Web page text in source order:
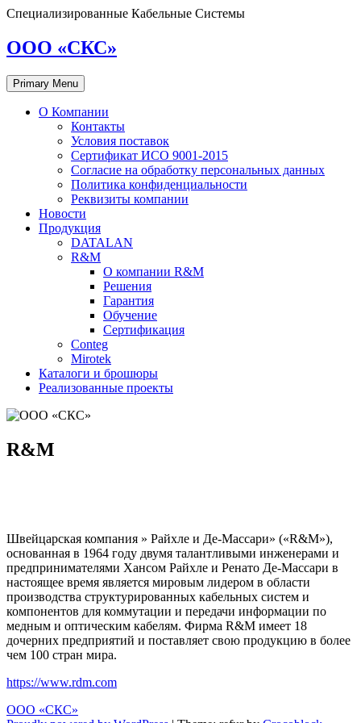
Skip
content
Специализированные Кабельные Системы
ООО «СКС»
Primary Menu
О Компании
Контакты
Условия поставок
Сертификат ИСО 9001-2015
Согласие на обработку персональных данных
Политика конфиденциальности
Реквизиты компании
Новости
Продукция
DATALAN
R&M
О компании R&M
Решения
Гарантия
Обучение
Сертификация
Conteg
Mirotek
Каталоги и брошюры
Реализованные проекты
R&M
Швейцарская компания » Райхле и Де-Массари» («R&M»),
основанная в 1964 году двумя талантливыми инженерами и
предпринимателями Хансом Райхле и Ренато Де-Массари в
настоящее время является мировым лидером в области
производства структурированных кабельных систем и
компонентов для коммутации и передачи информации по
медным и оптическим кабелям. Фирма R&M имеет 18
дочерних предприятий и поставляет свою продукцию в более
чем 100 стран мира.
https://www.rdm.com
ООО «СКС»